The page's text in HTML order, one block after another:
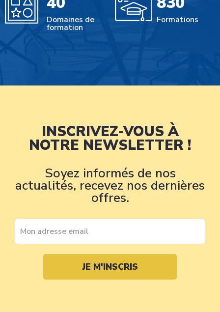
Domaines de
formation
Formations
INSCRIVEZ-VOUS À
NOTRE NEWSLETTER !
Soyez informés de nos
actualités, recevez nos dernières
offres.
JE M'INSCRIS